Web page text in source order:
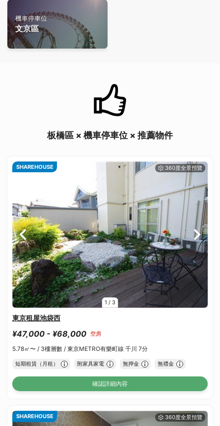
機車停車位
文京區
板橋區 × 機車停車位 × 推薦物件
1 / 3
SHAREHOUSE
東京租屋池袋西
¥47,000 - ¥68,000 空房
5.78㎡〜 / 3樓層數 / 東京METRO有樂町線 千川 7分
短期租賃（月租） 附家具家電 無押金 無禮金
確認詳細內容
SHAREHOUSE